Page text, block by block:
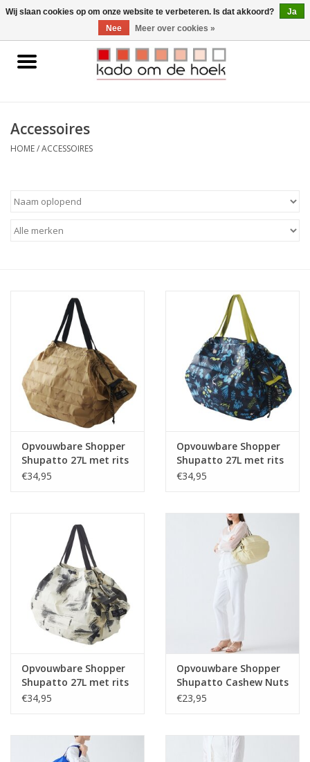
0 Artikelen - €0,00
Home
Gadgets
Accessoires
HOME/ACCESSOIRES
Opvouwbare Shopper
Shupatto 27L met rits
Flying Birds
€34,95
Opvouwbare Shopper
Shupatto 27L met rits
Grassland
€34,95
Opvouwbare Shopper
Shupatto 27L met rits
White Birch
€34,95
Opvouwbare Shopper
Shupatto Cashew Nuts
M
€23,95
Wij slaan cookies op om onze website te verbeteren. Is dat akkoord?
Ja
Nee
Meer over cookies »